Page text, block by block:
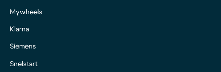
Mywheels
Klarna
Siemens
Snelstart